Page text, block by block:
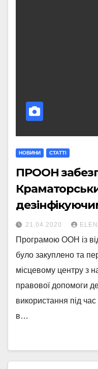
НОВИНИ СТАТТI
ПРООН
21.04.2020
Програмою ООН із
було закуплено та
місцевому центру з
правової допомоги
використання під
в…